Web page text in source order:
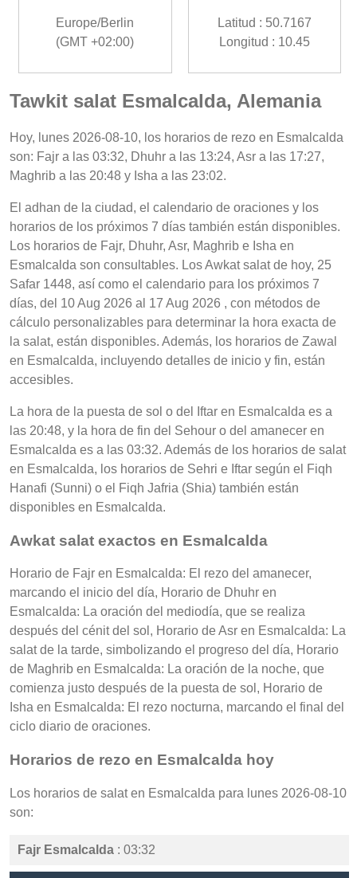
Europe/Berlin
(GMT +02:00)
Latitud : 50.7167
Longitud : 10.45
Tawkit salat Esmalcalda, Alemania
Hoy, lunes 2026-08-10, los horarios de rezo en Esmalcalda
son: Fajr a las 03:32, Dhuhr a las 13:24, Asr a las 17:27,
Maghrib a las 20:48 y Isha a las 23:02.
El adhan de la ciudad, el calendario de oraciones y los
horarios de los próximos 7 días también están disponibles.
Los horarios de Fajr, Dhuhr, Asr, Maghrib e Isha en
Esmalcalda son consultables. Los Awkat salat de hoy, 25
Safar 1448, así como el calendario para los próximos 7
días, del 10 Aug 2026 al 17 Aug 2026 , con métodos de
cálculo personalizables para determinar la hora exacta de
la salat, están disponibles. Además, los horarios de Zawal
en Esmalcalda, incluyendo detalles de inicio y fin, están
accesibles.
La hora de la puesta de sol o del Iftar en Esmalcalda es a
las 20:48, y la hora de fin del Sehour o del amanecer en
Esmalcalda es a las 03:32. Además de los horarios de salat
en Esmalcalda, los horarios de Sehri e Iftar según el Fiqh
Hanafi (Sunni) o el Fiqh Jafria (Shia) también están
disponibles en Esmalcalda.
Awkat salat exactos en Esmalcalda
Horario de Fajr en Esmalcalda: El rezo del amanecer,
marcando el inicio del día, Horario de Dhuhr en
Esmalcalda: La oración del mediodía, que se realiza
después del cénit del sol, Horario de Asr en Esmalcalda: La
salat de la tarde, simbolizando el progreso del día, Horario
de Maghrib en Esmalcalda: La oración de la noche, que
comienza justo después de la puesta de sol, Horario de
Isha en Esmalcalda: El rezo nocturna, marcando el final del
ciclo diario de oraciones.
Horarios de rezo en Esmalcalda hoy
Los horarios de salat en Esmalcalda para lunes 2026-08-10
son:
Fajr Esmalcalda : 03:32